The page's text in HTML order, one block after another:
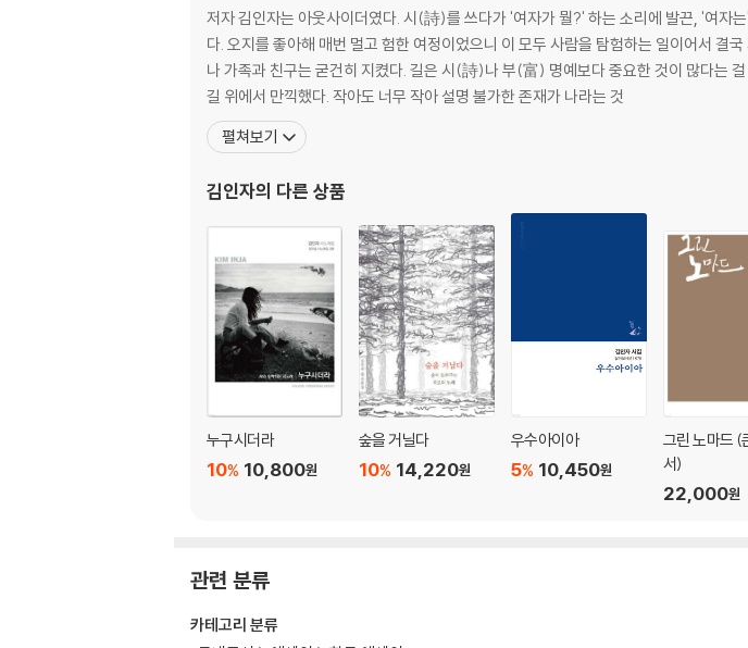
민들레다방
봄을 설명하는 일은 턱없다
시간도 청춘도 흘러가니 귀하다
어떤 바람도 이 봄엔 무죄
꽃을 깨우기엔 이른 시간이다
눈 속에서 피어나는 얼레지
혹한을 이긴 황태
모든 촉의 이름은 애련
자연에 순응하는 생활
그건 영혼이 없어
가문비나무 숲
두릅장아찌
무덤가 노란 봄
난장 일기
부처님 오신 날
5월이 가고 6월이
메이드 인 대관령
나는 누구
나물을 뜯으며 느끼는 뿌듯함
저자 김인자는 아웃사이더였다. 시(詩)를 쓰다가 '여자가 뭘?' 하는 소리에 발끈, '여자
다. 오지를 좋아해 매번 멀고 험한 여정이었으니 이 모두 사람을 탐험하는 일이어서 결
나 가족과 친구는 굳건히 지켰다. 길은 시(詩)나 부(富) 명예보다 중요한 것이 많다는
길 위에서 만끽했다. 작아도 너무 작아 설명 불가한 존재가 나라는 것
펼쳐보기
김인자의 다른 상품
누구시더라
10,800원
10%
숲을 거닐다
14,220원
10%
우수아이아
10,450원
5%
그린 노마드 (
서)
22,000원
관련 분류
카테고리 분류